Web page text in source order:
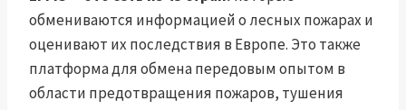
обмениваются информацией о лесных пожарах и
оценивают их последствия в Европе. Это также
платформа для обмена передовым опытом в
области предотвращения пожаров, тушения